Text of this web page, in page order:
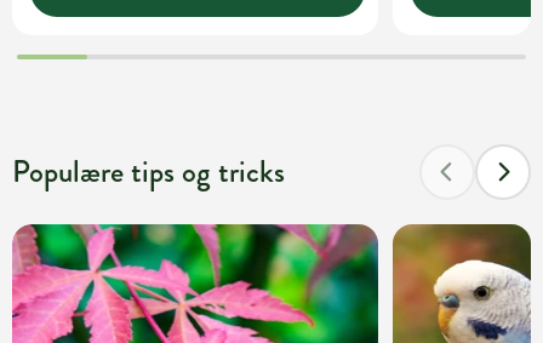
Populære tips og tricks